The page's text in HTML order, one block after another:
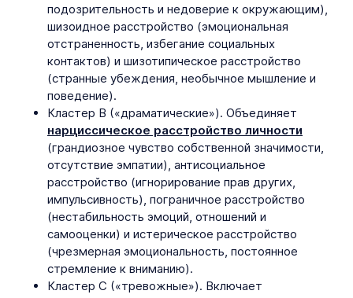
подозрительность и недоверие к окружающим),
шизоидное расстройство (эмоциональная
отстраненность, избегание социальных
контактов) и шизотипическое расстройство
(странные убеждения, необычное мышление и
поведение).
Кластер В («драматические»). Объединяет
нарциссическое расстройство личности
(грандиозное чувство собственной значимости,
отсутствие эмпатии), антисоциальное
расстройство (игнорирование прав других,
импульсивность), пограничное расстройство
(нестабильность эмоций, отношений и
самооценки) и истерическое расстройство
(чрезмерная эмоциональность, постоянное
стремление к вниманию).
Кластер С («тревожные»). Включает